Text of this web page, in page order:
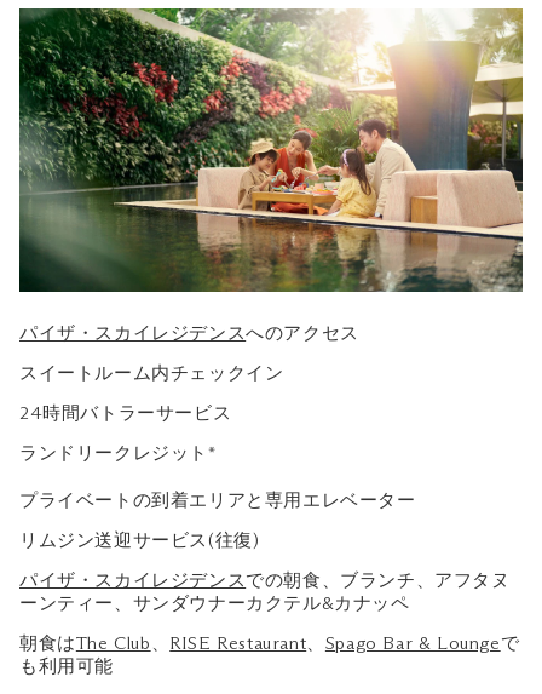
パイザ・スカイレジデンスへのアクセス
スイートルーム内チェックイン
24時間バトラーサービス
ランドリークレジット*
プライベートの到着エリアと専用エレベーター
リムジン送迎サービス(往復)
パイザ・スカイレジデンス での朝食、ブランチ、アフタヌ
ーンティー、サンダウナーカクテル&カナッペ
朝食はThe Club 、 RISE Restaurant、 Spago Bar & Lounge で
も利用可能